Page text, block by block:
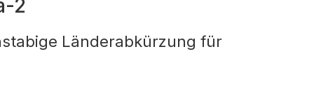
2
Länderabkürzung für